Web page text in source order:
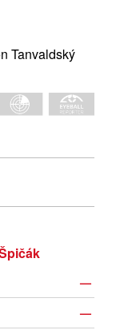
Tanvaldský
—
—